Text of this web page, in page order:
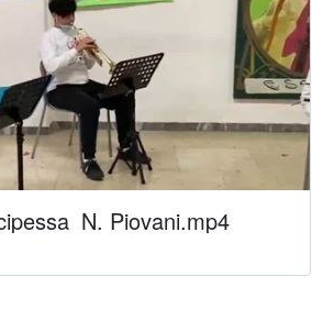
Piovani.mp4